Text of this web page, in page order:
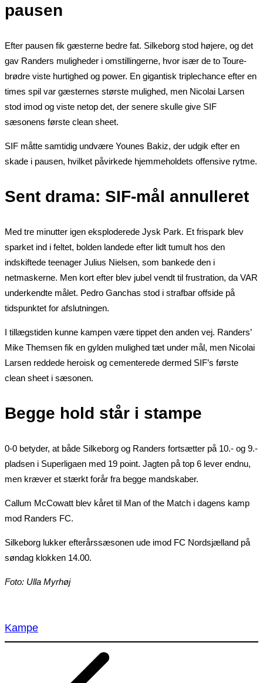
pausen
Efter pausen fik gæsterne bedre fat. Silkeborg stod højere, og det
gav Randers muligheder i omstillingerne, hvor især de to Toure-
brødre viste hurtighed og power. En gigantisk triplechance efter en
times spil var gæsternes største mulighed, men Nicolai Larsen
stod imod og viste netop det, der senere skulle give SIF
sæsonens første clean sheet.
SIF måtte samtidig undvære Younes Bakiz, der udgik efter en
skade i pausen, hvilket påvirkede hjemmeholdets offensive rytme.
Sent drama: SIF-mål annulleret
Med tre minutter igen eksploderede Jysk Park. Et frispark blev
sparket ind i feltet, bolden landede efter lidt tumult hos den
indskiftede teenager Julius Nielsen, som bankede den i
netmaskerne. Men kort efter blev jubel vendt til frustration, da VAR
underkendte målet. Pedro Ganchas stod i strafbar offside på
tidspunktet for afslutningen.
I tillægstiden kunne kampen være tippet den anden vej. Randers’
Mike Themsen fik en gylden mulighed tæt under mål, men Nicolai
Larsen reddede heroisk og cementerede dermed SIF’s første
clean sheet i sæsonen.
Begge hold står i stampe
0-0 betyder, at både Silkeborg og Randers fortsætter på 10.- og 9.-
pladsen i Superligaen med 19 point. Jagten på top 6 lever endnu,
men kræver et stærkt forår fra begge mandskaber.
Callum McCowatt blev kåret til Man of the Match i dagens kamp
mod Randers FC.
Silkeborg lukker efterårssæsonen ude imod FC Nordsjælland på
søndag klokken 14.00.
Foto: Ulla Myrhøj
Kampe